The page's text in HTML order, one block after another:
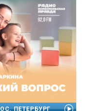
ПЕТЕРБУРГ